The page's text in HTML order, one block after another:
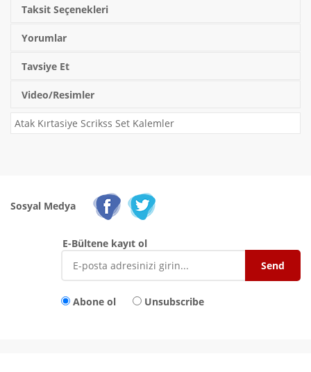
Taksit Seçenekleri
Yorumlar
Tavsiye Et
Video/Resimler
Atak Kırtasiye Scrikss Set Kalemler
Sosyal Medya
E-Bültene kayıt ol
Abone ol Unsubscribe